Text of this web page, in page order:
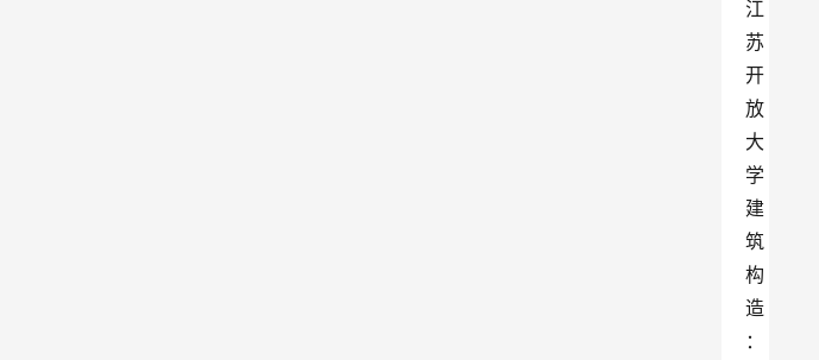
江
苏
开
放
大
学
建
筑
构
造
：